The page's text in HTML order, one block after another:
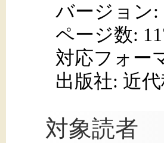
バージョン:
ページ数:
対応フォー
出版社: 近
対象読者